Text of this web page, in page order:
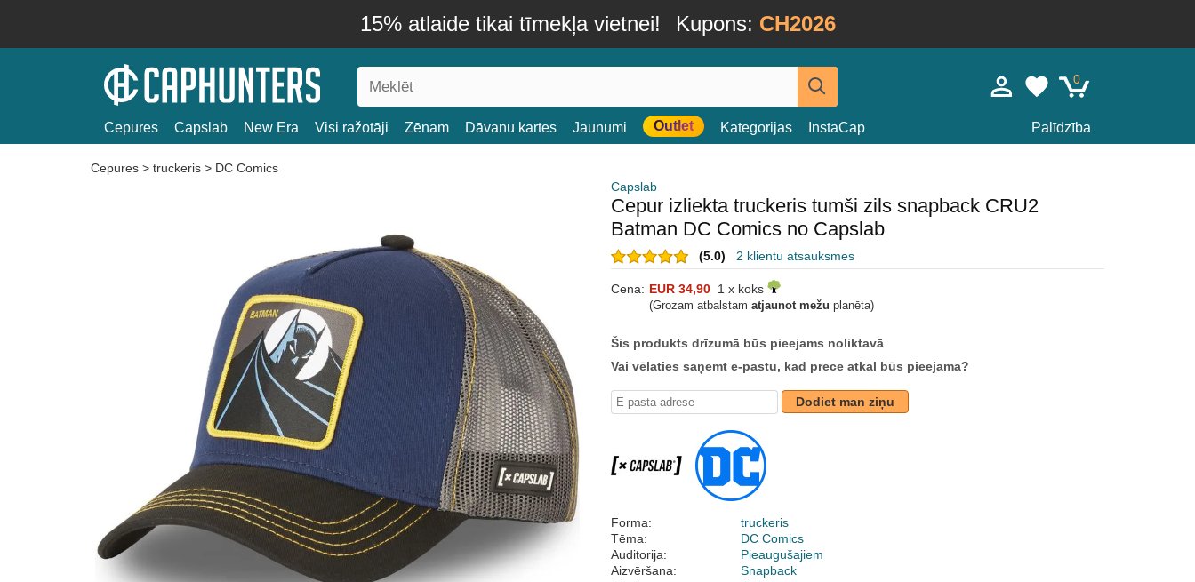
15% atlaide tikai tīmekļa vietnei! Kupons: CH2026
0
Cepures Capslab New Era Visi ražotāji Zēnam Dāvanu kartes Jaunumi Outlet Kategorijas InstaCap Palīdzība
Cepures > truckeris > DC Comics
Capslab
Cepur izliekta truckeris tumši zils snapback CRU2
Batman DC Comics no Capslab
(5.0) 2 klientu atsauksmes
Cena: EUR 34,90 1 x koks
(Grozam atbalstam atjaunot mežu planēta)
Šis produkts drīzumā būs pieejams noliktavā
Vai vēlaties saņemt e-pastu, kad prece atkal būs pieejama?
Dodiet man ziņu
Forma:
truckeris
Tēma:
DC Comics
Auditorija:
Pieaugušajiem
Aizvēršana:
Snapback